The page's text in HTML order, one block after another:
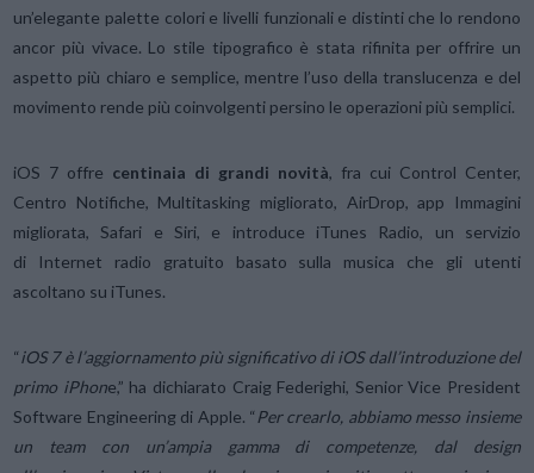
un’elegante palette colori e livelli funzionali e distinti che lo rendono
ancor più vivace. Lo stile tipografico è stata rifinita per offrire un
aspetto più chiaro e semplice, mentre l’uso della translucenza e del
movimento rende più coinvolgenti persino le operazioni più semplici.
iOS 7 offre centinaia di grandi novità, fra cui Control Center,
Centro Notifiche, Multitasking migliorato, AirDrop, app Immagini
migliorata, Safari e Siri, e introduce iTunes Radio, un servizio
di Internet radio gratuito basato sulla musica che gli utenti
ascoltano su iTunes.
“iOS 7 è l’aggiornamento più significativo di iOS dall’introduzione del
primo iPhone,” ha dichiarato Craig Federighi, Senior Vice President
Software Engineering di Apple. “ Per crearlo, abbiamo messo insieme
un team con un’ampia gamma di competenze, dal design